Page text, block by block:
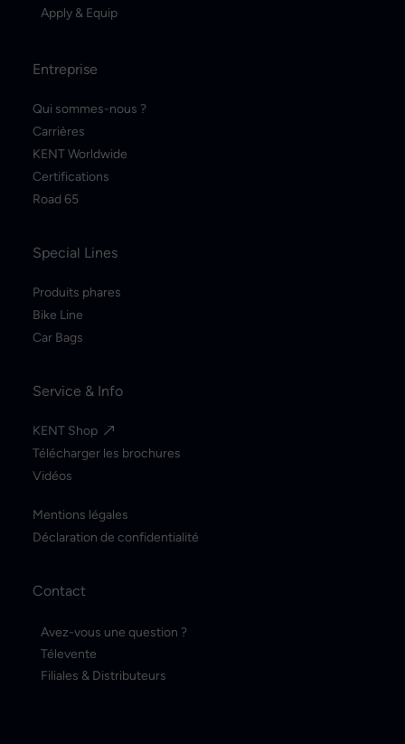
Apply & Equip
Entreprise
Qui sommes-nous ?
Carrières
KENT Worldwide
Certifications
Road 65
Special Lines
Produits phares
Bike Line
Car Bags
Service & Info
KENT Shop
Télécharger les brochures
Vidéos
Mentions légales
Déclaration de confidentialité
Contact
Avez-vous une question ?
Télevente
Filiales & Distributeurs